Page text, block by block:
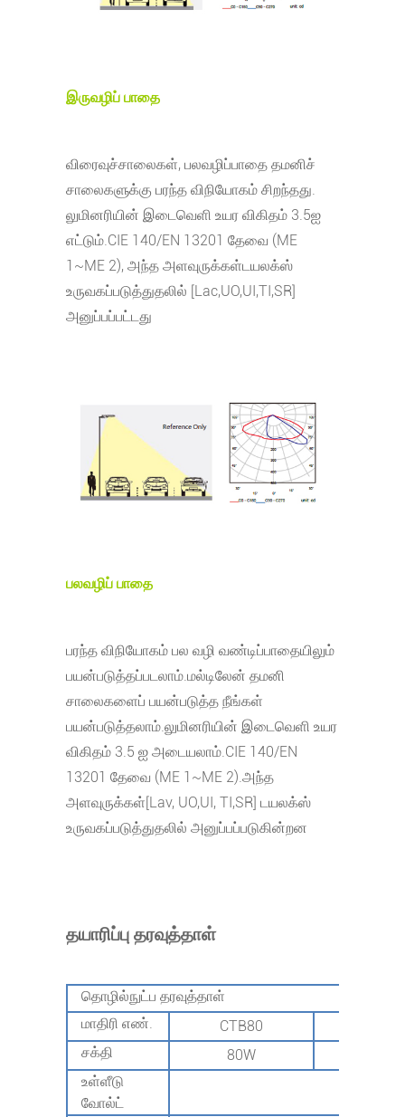
இருவழிப் பாதை
விரைவுச்சாலைகள், பலவழிப்பாதை தமனிச்
சாலைகளுக்கு பரந்த விநியோகம் சிறந்தது.
லுமினரியின் இடைவெளி உயர விகிதம் 3.5ஐ
எட்டும்.CIE 140/EN 13201 தேவை (ME
1~ME 2), அந்த அளவுருக்கள்டயலக்ஸ்
உருவகப்படுத்துதலில் [Lac,UO,UI,TI,SR]
அனுப்பப்பட்டது
பலவழிப் பாதை
பரந்த விநியோகம் பல வழி வண்டிப்பாதையிலும்
பயன்படுத்தப்படலாம்.மல்டிலேன் தமனி
சாலைகளைப் பயன்படுத்த நீங்கள்
பயன்படுத்தலாம்.லுமினரியின் இடைவெளி உயர
விகிதம் 3.5 ஐ அடையலாம்.CIE 140/EN
13201 தேவை (ME 1~ME 2).அந்த
அளவுருக்கள்[Lav, UO,UI, TI,SR] டயலக்ஸ்
உருவகப்படுத்துதலில் அனுப்பப்படுகின்றன
தயாரிப்பு தரவுத்தாள்
தொழில்நுட்ப தரவுத்தாள்
மாதிரி எண்.
CTB80
சக்தி
80W
உள்ளீடு
வோல்ட்